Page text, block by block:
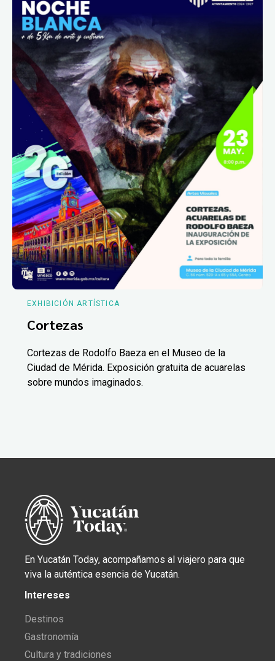
EXHIBICIÓN ARTÍSTICA
Cortezas
Cortezas de Rodolfo Baeza en el Museo de la
Ciudad de Mérida. Exposición gratuita de acuarelas
sobre mundos imaginados.
En Yucatán Today, acompañamos al viajero para que
viva la auténtica esencia de Yucatán.
Intereses
Destinos
Gastronomía
Cultura y tradiciones